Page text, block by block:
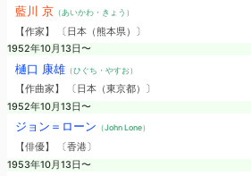
藍川 京 （あいかわ・きょう）
【作家】 〔日本（熊本県）〕
1952年10月13日〜
樋口 康雄（ひぐち・やすお）
【作曲家】 〔日本（東京都）〕
1952年10月13日〜
ジョン＝ローン （John Lone）
【俳優】 〔香港〕
1953年10月13日〜